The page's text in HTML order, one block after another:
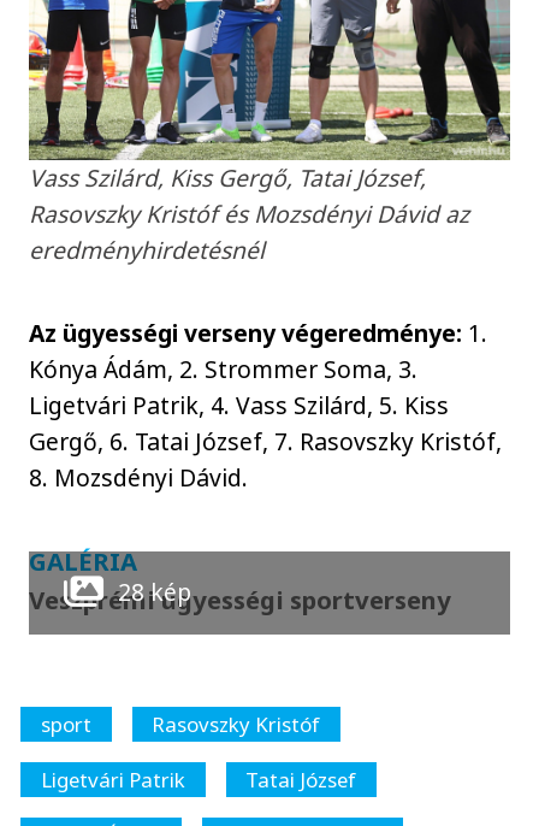
Vass Szilárd, Kiss Gergő, Tatai József,
Rasovszky Kristóf és Mozsdényi Dávid az
eredményhirdetésnél
Az ügyességi verseny végeredménye: 1.
Kónya Ádám, 2. Strommer Soma, 3.
Ligetvári Patrik, 4. Vass Szilárd, 5. Kiss
Gergő, 6. Tatai József, 7. Rasovszky Kristóf,
8. Mozsdényi Dávid.
GALÉRIA
Veszprémi ügyességi sportverseny
28 kép
sport
Rasovszky Kristóf
Ligetvári Patrik
Tatai József